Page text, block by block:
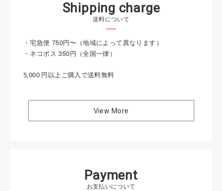
Shipping charge
送料について
・宅急便 750円〜（地域によって異なります）
・ネコポス 350円（全国一律）
5,000 円以上ご購入で送料無料
View More
Payment
お支払いについて